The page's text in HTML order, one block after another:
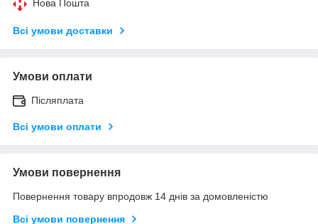
Нова Пошта
Всі умови доставки
Умови оплати
Післяплата
Всі умови оплати
Умови повернення
Повернення товару впродовж 14 днів за домовленістю
Всі умови повернення